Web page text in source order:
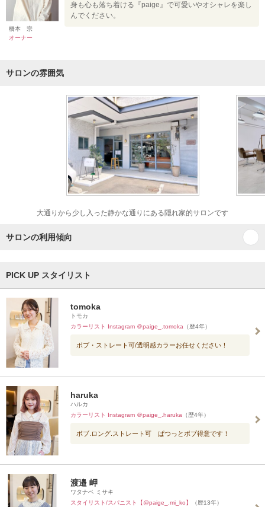
橋本 宗
オーナー
身も心も落ち着ける『paige』で可愛いやオシャレを楽し
んでください。
サロンの雰囲気
大通りから少し入った静かな通りにある隠れ家的サロンです
サロンの利用傾向
PICK UP スタイリスト
tomoka
トモカ
カラーリスト Instagram ＠paige_.tomoka （歴4年）
ボブ・ストレート可/透明感カラーお任せください！
haruka
ハルカ
カラーリスト Instagram ＠paige_.haruka （歴4年）
ボブ.ロング.ストレート可 ぱつっとボブ得意です！
渡邉 岬
ワタナベ ミサキ
スタイリスト/スパニスト【@paige_.mi_ko】
（歴13年）